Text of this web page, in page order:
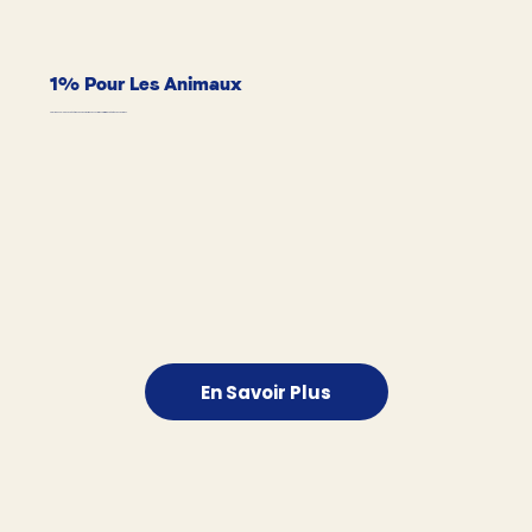
1% Pour Les Animaux
En Savoir Plus